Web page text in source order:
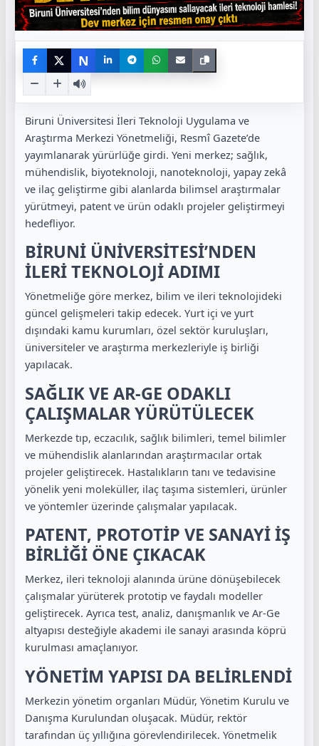
N
Biruni Üniversitesi İleri Teknoloji Uygulama ve
Araştırma Merkezi Yönetmeliği, Resmî Gazete’de
yayımlanarak yürürlüğe girdi. Yeni merkez; sağlık,
mühendislik, biyoteknoloji, nanoteknoloji, yapay zekâ
ve ilaç geliştirme gibi alanlarda bilimsel araştırmalar
yürütmeyi, patent ve ürün odaklı projeler geliştirmeyi
hedefliyor.
BİRUNİ ÜNİVERSİTESİ’NDEN
İLERİ TEKNOLOJİ ADIMI
Yönetmeliğe göre merkez, bilim ve ileri teknolojideki
güncel gelişmeleri takip edecek. Yurt içi ve yurt
dışındaki kamu kurumları, özel sektör kuruluşları,
üniversiteler ve araştırma merkezleriyle iş birliği
yapılacak.
SAĞLIK VE AR-GE ODAKLI
ÇALIŞMALAR YÜRÜTÜLECEK
Merkezde tıp, eczacılık, sağlık bilimleri, temel bilimler
ve mühendislik alanlarından araştırmacılar ortak
projeler geliştirecek. Hastalıkların tanı ve tedavisine
yönelik yeni moleküller, ilaç taşıma sistemleri, ürünler
ve yöntemler üzerinde çalışmalar yapılacak.
PATENT, PROTOTİP VE SANAYİ İŞ
BİRLİĞİ ÖNE ÇIKACAK
Merkez, ileri teknoloji alanında ürüne dönüşebilecek
çalışmalar yürüterek prototip ve faydalı modeller
geliştirecek. Ayrıca test, analiz, danışmanlık ve Ar-Ge
altyapısı desteğiyle akademi ile sanayi arasında köprü
kurulması amaçlanıyor.
YÖNETİM YAPISI DA BELİRLENDİ
Merkezin yönetim organları Müdür, Yönetim Kurulu ve
Danışma Kurulundan oluşacak. Müdür, rektör
tarafından üç yıllığına görevlendirilecek. Yönetmelik